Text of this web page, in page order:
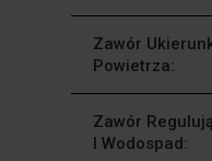
Zawór
Powietrza:
Zawór
I Wodospad: